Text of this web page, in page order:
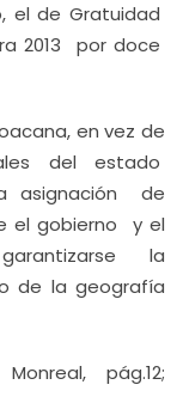
el de Gratuidad
2013 por doce
en vez de
del estado
asignación de
el gobierno y el
la
de la geografía
pág.12;